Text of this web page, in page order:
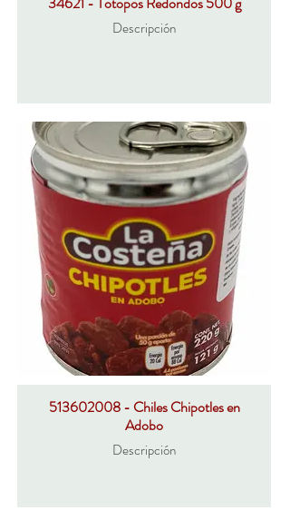
Descripción
513602008 - Chiles Chipotles en
Adobo
Descripción